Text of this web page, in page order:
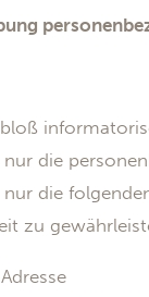
die
die
zu